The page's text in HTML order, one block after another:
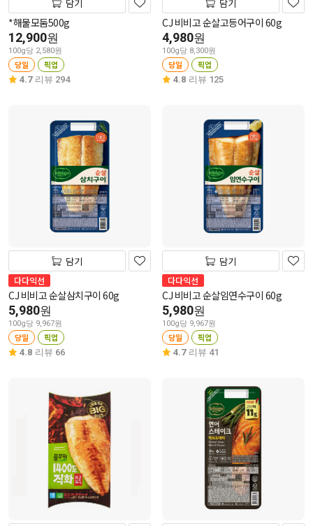
담기
*해물모둠500g
12,900원
100g당 2,580원
당일 픽업
4.7 리뷰 294
담기
CJ 비비고 순살고등어구이 60g
4,980원
100g당 8,300원
당일 픽업
4.8 리뷰 125
담기
다다익선
CJ 비비고 순살삼치구이 60g
5,980원
100g당 9,967원
당일 픽업
4.8 리뷰 66
담기
다다익선
CJ 비비고 순살임연수구이 60g
5,980원
100g당 9,967원
당일 픽업
4.7 리뷰 41